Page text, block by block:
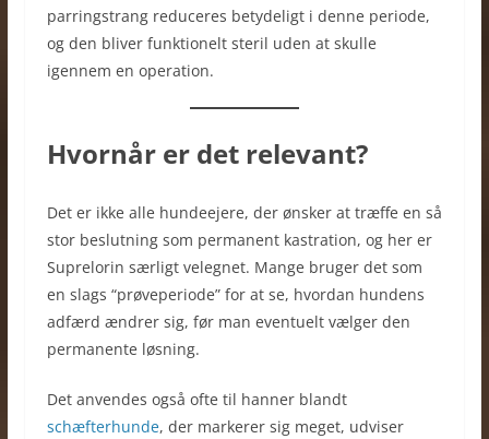
parringstrang reduceres betydeligt i denne periode,
og den bliver funktionelt steril uden at skulle
igennem en operation.
Hvornår er det relevant?
Det er ikke alle hundeejere, der ønsker at træffe en så
stor beslutning som permanent kastration, og her er
Suprelorin særligt velegnet. Mange bruger det som
en slags “prøveperiode” for at se, hvordan hundens
adfærd ændrer sig, før man eventuelt vælger den
permanente løsning.
Det anvendes også ofte til hanner blandt
schæfterhunde, der markerer sig meget, udviser